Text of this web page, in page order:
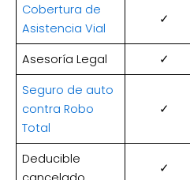
Cobertura de
Asistencia Vial
✓
Asesoría Legal ✓
Seguro de auto
contra Robo
Total
✓
Deducible
✓